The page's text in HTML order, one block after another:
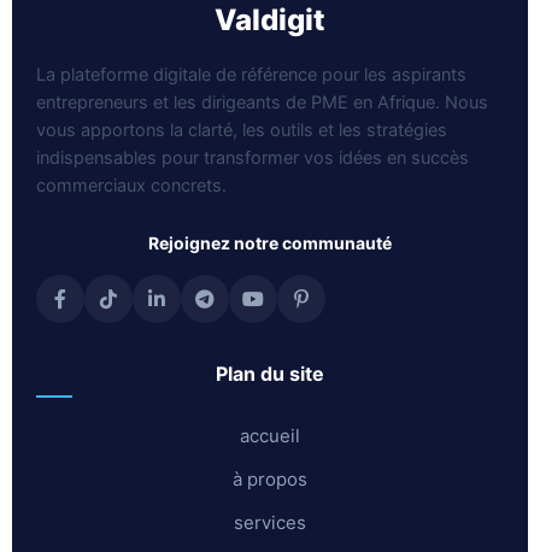
valdigit
La plateforme digitale de référence pour les aspirants
entrepreneurs et les dirigeants de PME en Afrique. Nous
vous apportons la clarté, les outils et les stratégies
indispensables pour transformer vos idées en succès
commerciaux concrets.
rejoignez notre communauté
plan du site
accueil
à propos
services